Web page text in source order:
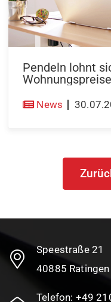
Pendeln lohnt
News
Speestraße 21
40885 Ratingen
Telefon: +49